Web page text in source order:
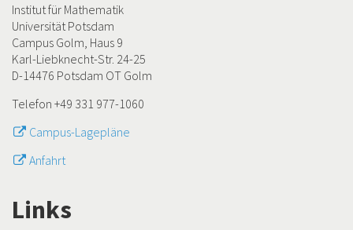
Institut für Mathematik
Universität Potsdam
Campus Golm, Haus 9
Karl-Liebknecht-Str. 24-25
D-14476 Potsdam OT Golm
Telefon +49 331 977-1060
Campus-Lagepläne
Anfahrt
Links